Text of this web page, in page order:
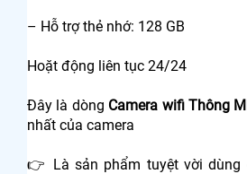
– Hỗ trợ thẻ nhớ: 128 GB
Hoặt động liên tục 24/24
Đây là dòng Camera wifi Thông
nhất của camera
👉 Là sản phẩm tuyệt vời dùng